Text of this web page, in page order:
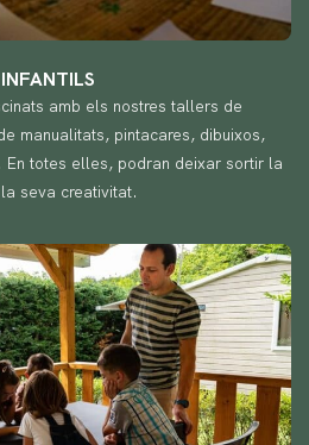
amb els nostres tallers de
manualitats, pintacares, dibuixos,
totes elles, podran deixar sortir la
seva creativitat.